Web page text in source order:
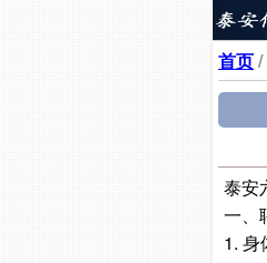
首页/
泰安
一、
1. 身